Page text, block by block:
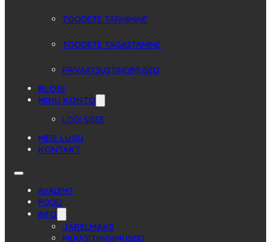
TOODETE TARNIMINE
TOODETE TAGASTAMINE
PRIVAATSUSTINGIMUSED
BLOGI
MINU KONTO
LOGI SISSE
MEIE LUGU
KONTAKT
AVALEHT
POOD
INFO
JÄRELMAKS
MÜÜGITINGIMUSED